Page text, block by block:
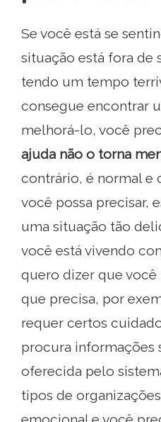
Se você está se
situação está fora de
tendo um tempo
consegue encontrar
melhorá-lo, você
ajuda não o torna
contrário, é normal e
você possa precisar,
uma situação tão
você está vivendo
quero dizer que
que precisa, por
requer certos
procura informações
oferecida pelo
tipos de